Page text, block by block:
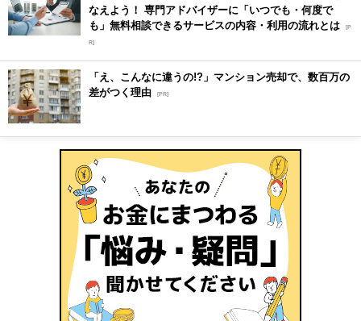
なえよう！ 専門アドバイザーに「いつでも・何度で
も」無料相談できるサービスの内容・利用の流れとは [P
R]
「え、こんなに違うの!?」マンション売却で、数百万の
差がつく理由 [PR]